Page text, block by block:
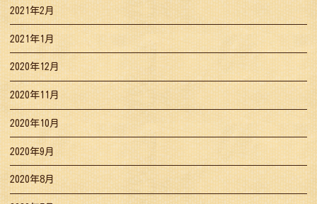
2021年2月
2021年1月
2020年12月
2020年11月
2020年10月
2020年9月
2020年8月